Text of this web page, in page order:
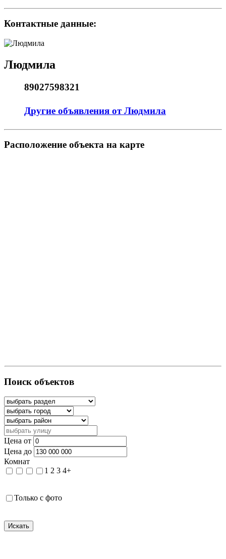
Контактные данные:
Людмила
89027598321
Другие объявления от Людмила
Pасположение объекта на карте
Поиск объектов
Цена от
Цена до
Комнат
1 2 3 4+
Только с фото
Искать